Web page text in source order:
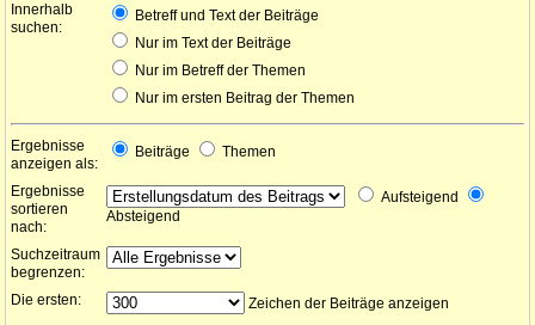
Innerhalb
suchen:
Betreff und Text der Beiträge
Nur im Text der Beiträge
Nur im Betreff der Themen
Nur im ersten Beitrag der Themen
Ergebnisse
anzeigen als:
Beiträge Themen
Ergebnisse
sortieren
nach:
Aufsteigend
Absteigend
Suchzeitraum
begrenzen:
Die ersten:
Zeichen der Beiträge anzeigen